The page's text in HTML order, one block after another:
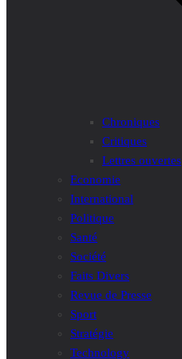
Chroniques
Critiques
Lettres ouvertes
Economie
International
Politique
Santé
Société
Faits Divers
Revue de Presse
Sport
Stratégie
Technology